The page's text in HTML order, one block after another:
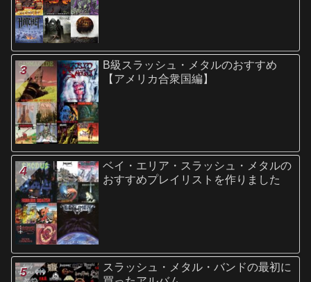
B級スラッシュ・メタルのおすすめ
【アメリカ合衆国編】
ベイ・エリア・スラッシュ・メタルの
おすすめプレイリストを作りました
スラッシュ・メタル・バンドの最初に